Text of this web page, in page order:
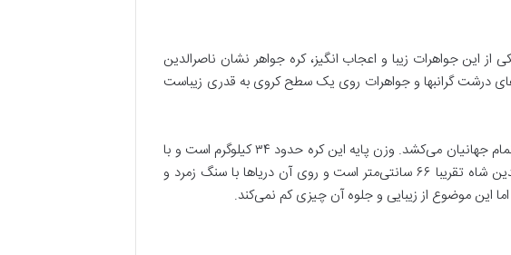
این جواهرات زیبا و اعجاب انگیز، کره جواهر نشان ناصرالدین
شد. تجمع هنرمندانه سنگ‌های درشت گرانبها و جواهرات روی یک سطح کروی به قدری زیباست
کره جواهرنشان اثری بسیار هنرمندانه است که مهارت و خلاقیت هنرمندان و صنعت‌گران آن دوره را به رخ تمام جهانیان می‌کشد. وزن پایه این کره حدود ۳۴ کیلوگرم است و با
۵۱ هزار و ۳۶۶ قطعه جواهر زینت داده شده تا جلوه بسیار زیباتری پیدا کند. قطر کره جواهر نشان ناصرالدین شاه تقریبا ۶۶ سانتی‌متر است و روی آن دریاها با سنگ زمرد و
موضوع از زیبایی و جلوه آن چیزی کم نمی‌کند.